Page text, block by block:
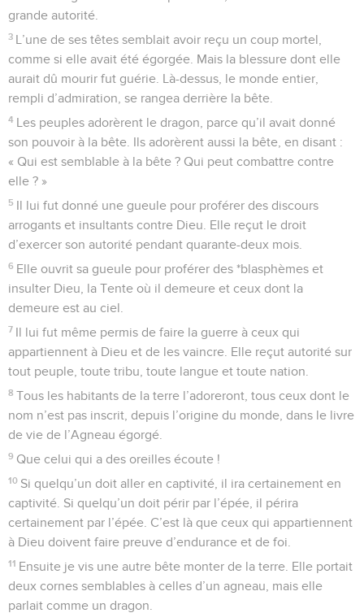
grande autorité.
3 L’une de ses têtes semblait avoir reçu un coup mortel,
comme si elle avait été égorgée. Mais la blessure dont elle
aurait dû mourir fut guérie. Là-dessus, le monde entier,
rempli d’admiration, se rangea derrière la bête.
4 Les peuples adorèrent le dragon, parce qu’il avait donné
son pouvoir à la bête. Ils adorèrent aussi la bête, en disant :
« Qui est semblable à la bête ? Qui peut combattre contre
elle ? »
5 Il lui fut donné une gueule pour proférer des discours
arrogants et insultants contre Dieu. Elle reçut le droit
d’exercer son autorité pendant quarante-deux mois.
6 Elle ouvrit sa gueule pour proférer des *blasphèmes et
insulter Dieu, la Tente où il demeure et ceux dont la
demeure est au ciel.
7 Il lui fut même permis de faire la guerre à ceux qui
appartiennent à Dieu et de les vaincre. Elle reçut autorité sur
tout peuple, toute tribu, toute langue et toute nation.
8 Tous les habitants de la terre l’adoreront, tous ceux dont le
nom n’est pas inscrit, depuis l’origine du monde, dans le livre
de vie de l’Agneau égorgé.
9 Que celui qui a des oreilles écoute !
10 Si quelqu’un doit aller en captivité, il ira certainement en
captivité. Si quelqu’un doit périr par l’épée, il périra
certainement par l’épée. C’est là que ceux qui appartiennent
à Dieu doivent faire preuve d’endurance et de foi.
11 Ensuite je vis une autre bête monter de la terre. Elle portait
deux cornes semblables à celles d’un agneau, mais elle
parlait comme un dragon.